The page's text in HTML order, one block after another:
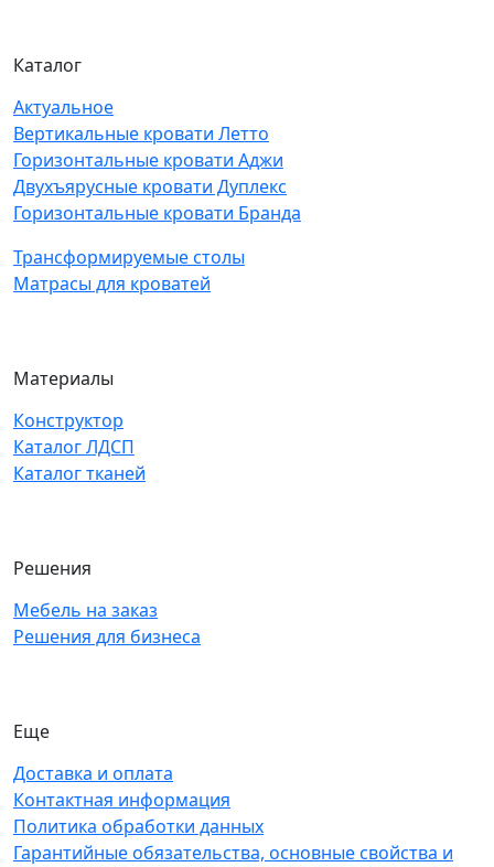
Каталог
Актуальное
Вертикальные кровати Летто
Горизонтальные кровати Аджи
Двухъярусные кровати Дуплекс
Горизонтальные кровати Бранда
Трансформируемые столы
Матрасы для кроватей
Материалы
Конструктор
Каталог ЛДСП
Каталог тканей
Решения
Мебель на заказ
Решения для бизнеса
Еще
Доставка и оплата
Контактная информация
Политика обработки данных
Гарантийные обязательства, основные свойства и